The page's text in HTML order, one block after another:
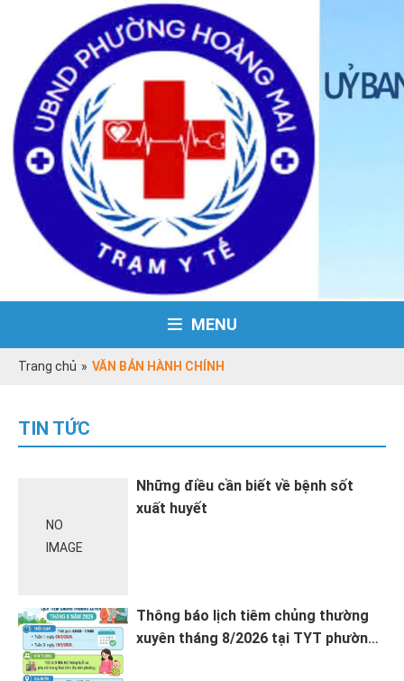
MENU
Trang chủ » VĂN BẢN HÀNH CHÍNH
TIN TỨC
NO
IMAGE
Những điều cần biết về bệnh sốt
xuất huyết
Thông báo lịch tiêm chủng thường
xuyên tháng 8/2026 tại TYT phường